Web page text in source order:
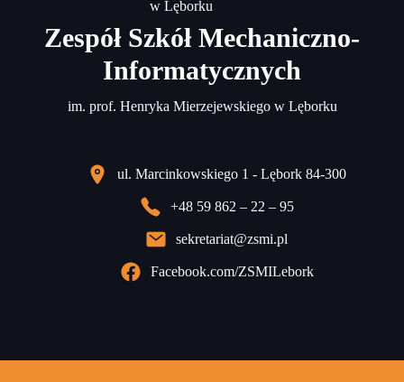
Zespół Szkół Mechaniczno-
Informatycznych
im. prof. Henryka Mierzejewskiego w Lęborku
ul. Marcinkowskiego 1 - Lębork 84-300
+48 59 862 – 22 – 95
sekretariat@zsmi.pl
Facebook.com/ZSMILebork